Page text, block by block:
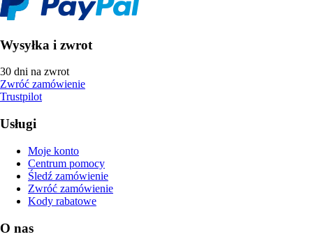
Wysyłka i zwrot
30 dni na zwrot
Zwróć zamówienie
Trustpilot
Usługi
Moje konto
Centrum pomocy
Śledź zamówienie
Zwróć zamówienie
Kody rabatowe
O nas